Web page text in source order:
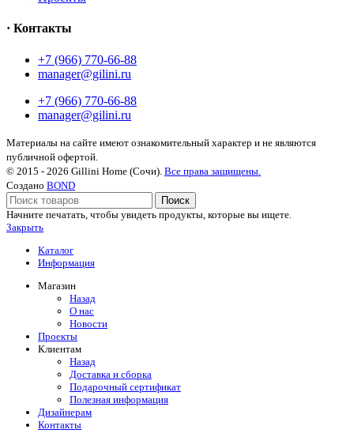
· Контакты
+7 (966) 770-66-88
manager@gilini.ru
+7 (966) 770-66-88
manager@gilini.ru
Материалы на сайте имеют ознакомительный характер и не являются
публичной офертой.
© 2015 - 2026 Gillini Home (Сочи). Все права защищены.
Создано BOND
Поиск
Начните печатать, чтобы увидеть продукты, которые вы ищете.
Закрыть
Каталог
Информация
Магазин
Назад
О нас
Новости
Проекты
Клиентам
Назад
Доставка и сборка
Подарочный сертификат
Полезная информация
Дизайнерам
Контакты